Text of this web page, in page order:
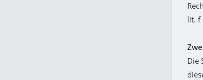
lit. f
Die